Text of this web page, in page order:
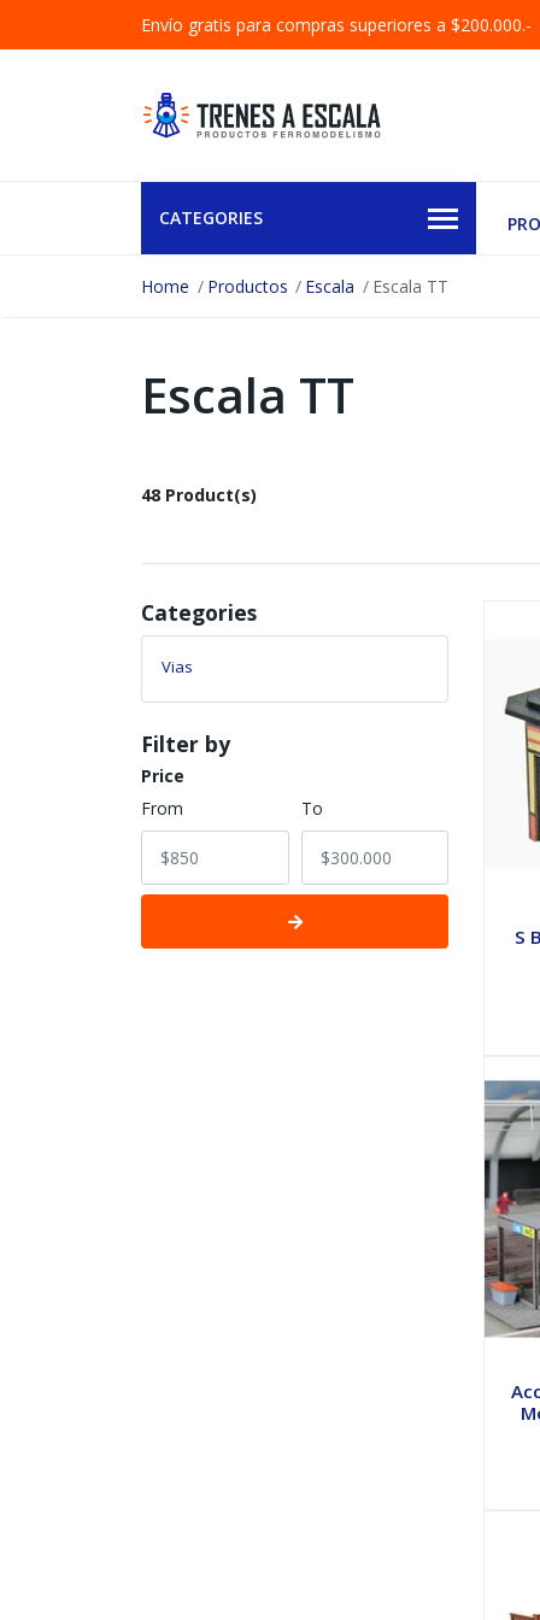
Envío gratis para compras superiores a $200.000.-
CATEGORIES
Home Productos Escala Escala TT
Escala TT
48 Product(s)
Categories
Vias
Filter by
Price
From
To
S